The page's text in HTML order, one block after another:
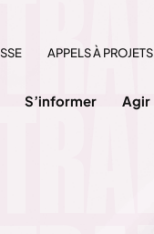
APPELS À PROJETS
S’informer Agir